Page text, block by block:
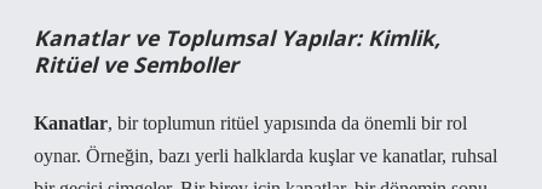
Kanatlar ve Toplumsal Yapılar: Kimlik,
Ritüel ve Semboller
Kanatlar, bir toplumun ritüel yapısında da önemli bir rol
oynar. Örneğin, bazı yerli halklarda kuşlar ve kanatlar, ruhsal